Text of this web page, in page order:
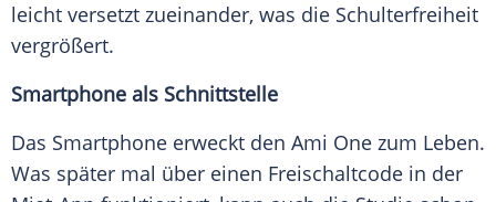
leicht versetzt zueinander, was die Schulterfreiheit
vergrößert.
Smartphone als Schnittstelle
Das Smartphone erweckt den Ami One zum Leben.
Was später mal über einen Freischaltcode in der